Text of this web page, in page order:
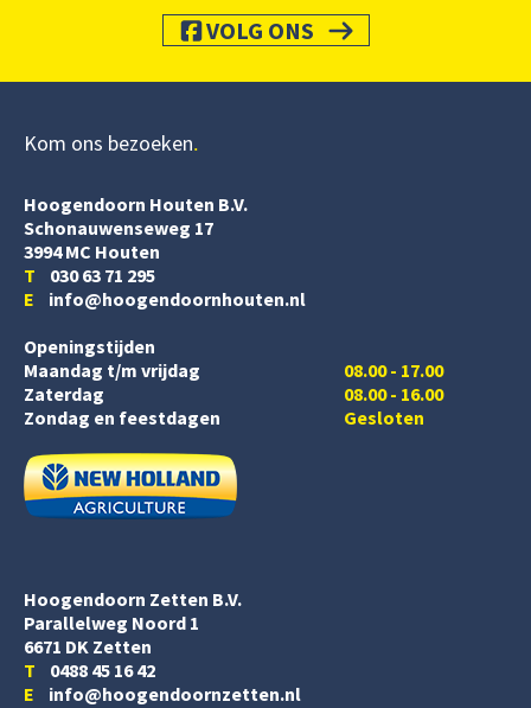
VOLG ONS
Kom ons bezoeken
Hoogendoorn Houten B.V.
Schonauwenseweg 17
3994 MC Houten
T 030 63 71 295
E info@hoogendoornhouten.nl
Openingstijden
Maandag t/m vrijdag
Zaterdag
08.00 - 17.00
08.00 - 16.00
Zondag en feestdagen
Gesloten
Hoogendoorn Zetten B.V.
Parallelweg Noord 1
6671 DK Zetten
T 0488 45 16 42
E info@hoogendoornzetten.nl